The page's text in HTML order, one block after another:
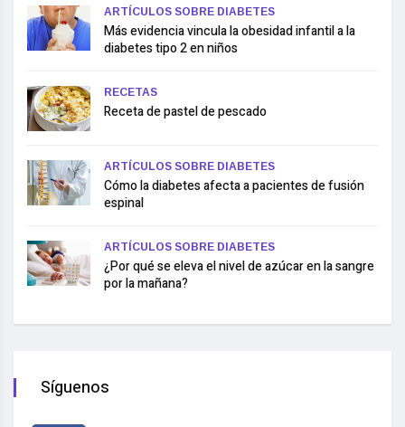
ARTÍCULOS SOBRE DIABETES
Más evidencia vincula la obesidad infantil a la
diabetes tipo 2 en niños
RECETAS
Receta de pastel de pescado
ARTÍCULOS SOBRE DIABETES
Cómo la diabetes afecta a pacientes de fusión
espinal
ARTÍCULOS SOBRE DIABETES
¿Por qué se eleva el nivel de azúcar en la sangre
por la mañana?
Síguenos